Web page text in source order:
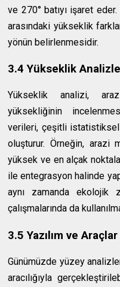
ve 270° batıyı işaret
arasındaki yükseklik
yönün belirlenmesidir.
3.4 Yükseklik
Yükseklik analizi,
yüksekliğinin
verileri, çeşitli
oluşturur. Örneğin, arazi
yüksek ve en alçak
ile entegrasyon halinde
aynı zamanda ekolojik
çalışmalarında da
3.5 Yazılım ve Araçlar
Günümüzde yüzey
aracılığıyla